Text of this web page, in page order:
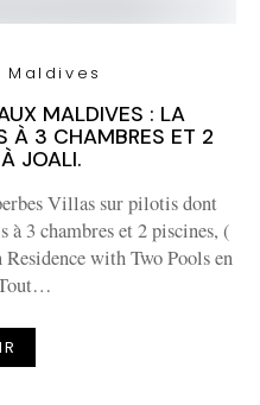
MALDIVES : LA
À 3 CHAMBRES ET 2
JOALI.
Villas sur pilotis dont
à 3 chambres et 2 piscines, (
with Two Pools en